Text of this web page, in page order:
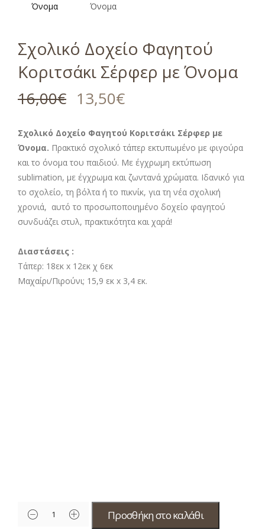
Σχολικό Δοχείο Φαγητού
Κοριτσάκι Σέρφερ με Όνομα
16,00€ 13,50€
Σχολικό Δοχείο Φαγητού Κοριτσάκι Σέρφερ με
Όνομα. Πρακτικό σχολικό τάπερ εκτυπωμένο με φιγούρα
και το όνομα του παιδιού. Με έγχρωμη εκτύπωση
sublimation, με έγχρωμα και ζωντανά χρώματα. Ιδανικό για
το σχολείο, τη βόλτα ή το πικνίκ, για τη νέα σχολική
χρονιά, αυτό το προσωποποιημένο δοχείο φαγητού
συνδυάζει στυλ, πρακτικότητα και χαρά!
Διαστάσεις :
Τάπερ: 18εκ x 12εκ χ 6εκ
Μαχαίρι/Πιρούνι; 15,9 εκ x 3,4 εκ.
Προσθήκη στο καλάθι